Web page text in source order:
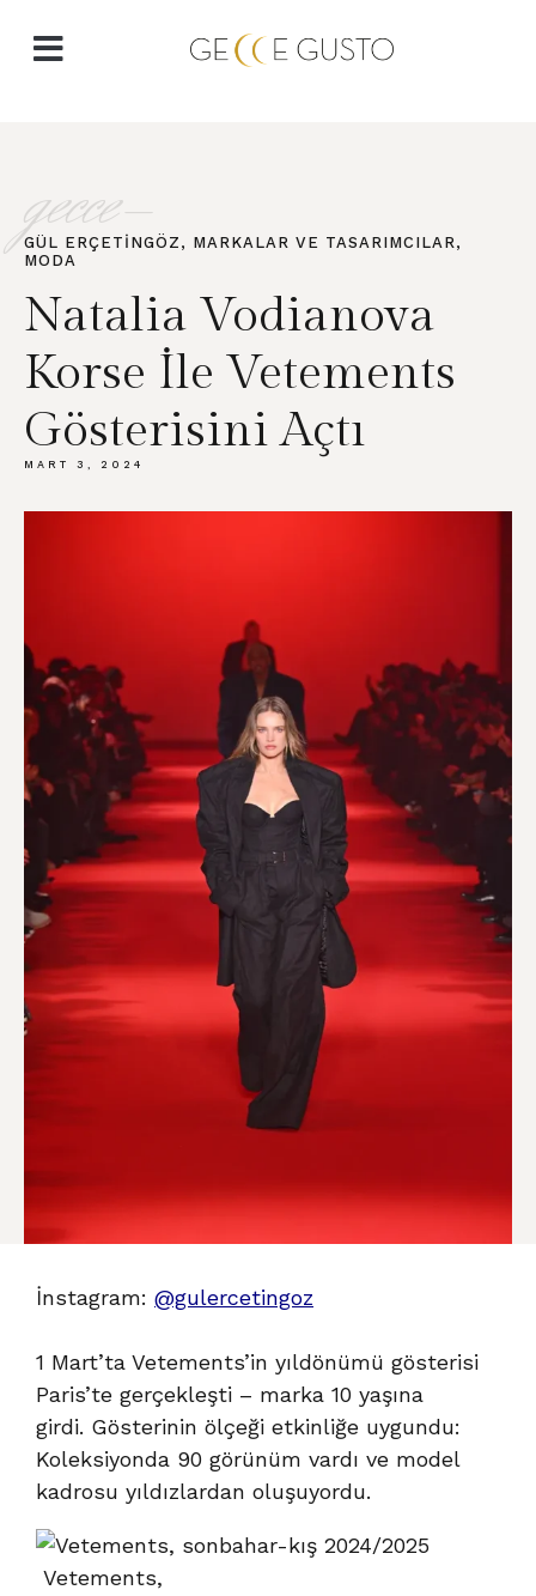
gecce-
GÜL ERÇETİNGÖZ​ , MARKALAR VE TASARIMCILAR,
MODA
Natalia Vodianova
Korse İle Vetements
Gösterisini Açtı
MART 3, 2024
İnstagram: @gulercetingoz
1 Mart’ta Vetements’in yıldönümü gösterisi
Paris’te gerçekleşti – marka 10 yaşına
girdi. Gösterinin ölçeği etkinliğe uygundu:
Koleksiyonda 90 görünüm vardı ve model
kadrosu yıldızlardan oluşuyordu.
Vetements,